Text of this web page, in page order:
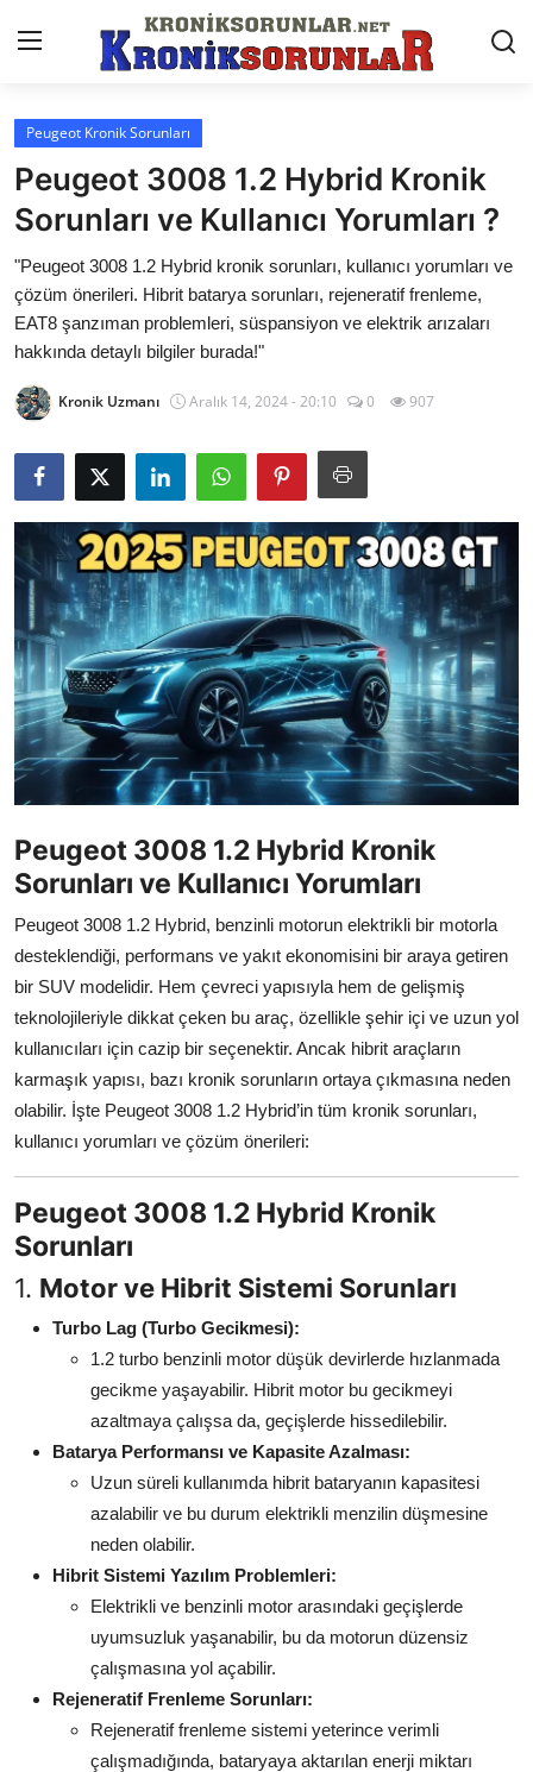
Anasayfa
Markalar
İletişim
Trafik & Cezalar
Sigorta & Kasko
Vergi & ÖTV & MTV
Muayene & Ruhsat
Sorgulamalar
İkinci El & Alım-Satım
Bakım & Arıza Çözümleri
Elektrikli & Hibrit
Kiralama & Filo
Sürüş & Güvenlik
Yağlar & Sıvılar
LPG & Yakıt
Elektrik & Akü
Klima & Konfor
Aydınlatma & Görüş
Şanzıman & Aktarma
Dizel Sistemler
Multimedya & Elektronik
Peugeot Kronik Sorunları
Peugeot 3008 1.2 Hybrid Kronik
Sorunları ve Kullanıcı Yorumları ?
"Peugeot 3008 1.2 Hybrid kronik sorunları, kullanıcı yorumları ve
çözüm önerileri. Hibrit batarya sorunları, rejeneratif frenleme,
EAT8 şanzıman problemleri, süspansiyon ve elektrik arızaları
hakkında detaylı bilgiler burada!"
Kronik Uzmanı Aralık 14, 2024 - 20:10 0 907
Peugeot 3008 1.2 Hybrid Kronik
Sorunları ve Kullanıcı Yorumları
Peugeot 3008 1.2 Hybrid, benzinli motorun elektrikli bir motorla
desteklendiği, performans ve yakıt ekonomisini bir araya getiren
bir SUV modelidir. Hem çevreci yapısıyla hem de gelişmiş
teknolojileriyle dikkat çeken bu araç, özellikle şehir içi ve uzun yol
kullanıcıları için cazip bir seçenektir. Ancak hibrit araçların
karmaşık yapısı, bazı kronik sorunların ortaya çıkmasına neden
olabilir. İşte Peugeot 3008 1.2 Hybrid’in tüm kronik sorunları,
kullanıcı yorumları ve çözüm önerileri:
Peugeot 3008 1.2 Hybrid Kronik
Sorunları
1. Motor ve Hibrit Sistemi Sorunları
Turbo Lag (Turbo Gecikmesi):
1.2 turbo benzinli motor düşük devirlerde hızlanmada
gecikme yaşayabilir. Hibrit motor bu gecikmeyi
azaltmaya çalışsa da, geçişlerde hissedilebilir.
Batarya Performansı ve Kapasite Azalması:
Uzun süreli kullanımda hibrit bataryanın kapasitesi
azalabilir ve bu durum elektrikli menzilin düşmesine
neden olabilir.
Hibrit Sistemi Yazılım Problemleri:
Elektrikli ve benzinli motor arasındaki geçişlerde
uyumsuzluk yaşanabilir, bu da motorun düzensiz
çalışmasına yol açabilir.
Rejeneratif Frenleme Sorunları:
Rejeneratif frenleme sistemi yeterince verimli
çalışmadığında, bataryaya aktarılan enerji miktarı